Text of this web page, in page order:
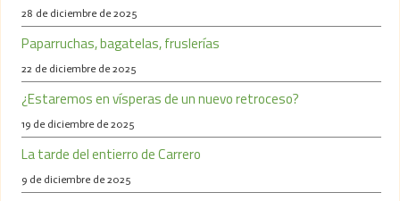
28 de diciembre de 2025
Paparruchas, bagatelas, fruslerías
22 de diciembre de 2025
¿Estaremos en vísperas de un nuevo retroceso?
19 de diciembre de 2025
La tarde del entierro de Carrero
9 de diciembre de 2025